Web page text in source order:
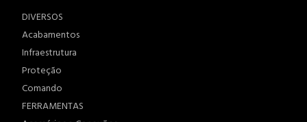
DIVERSOS
Acabamentos
Infraestrutura
Proteção
Comando
FERRAMENTAS